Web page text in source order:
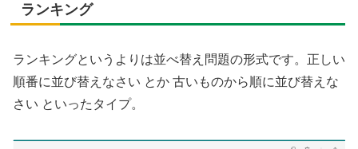
ランキング
ランキングというよりは並べ替え問題の形式です。正しい
順番に並び替えなさい とか 古いものから順に並び替えな
さい といったタイプ。